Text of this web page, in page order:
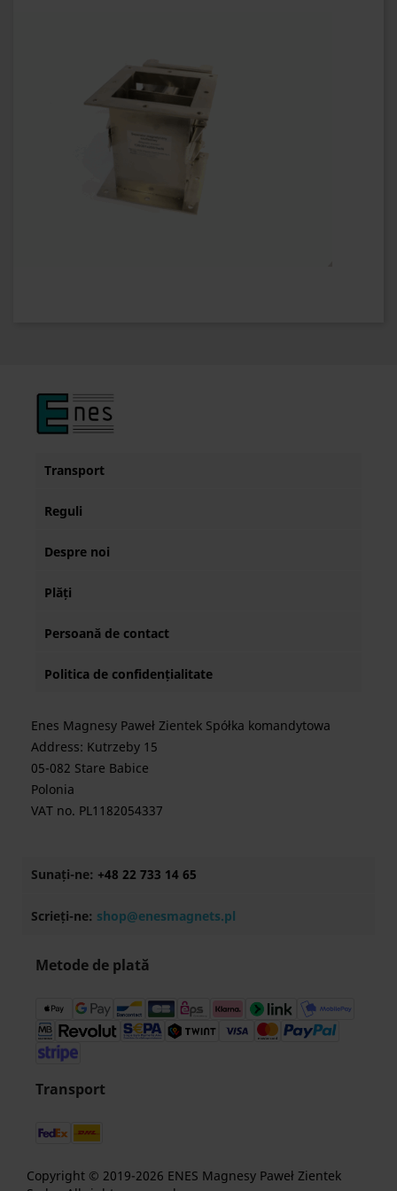
Transport
Reguli
Despre noi
Plăți
Persoană de contact
Politica de confidențialitate
Enes Magnesy Paweł Zientek Spółka komandytowa
Address: Kutrzeby 15
05-082 Stare Babice
Polonia
VAT no. PL1182054337
Sunați-ne: +48 22 733 14 65
Scrieți-ne: shop@enesmagnets.pl
Metode de plată
Transport
Copyright © 2019-2026 ENES Magnesy Paweł Zientek